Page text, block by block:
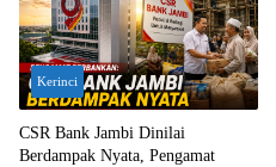
Kerinci
CSR Bank Jambi Dinilai
Berdampak Nyata, Pengamat